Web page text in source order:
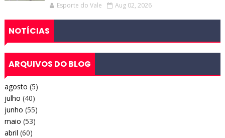
Esporte do Vale Aug 02, 2026
NOTÍCIAS
ARQUIVOS DO BLOG
agosto (5)
julho (40)
junho (55)
maio (53)
abril (60)